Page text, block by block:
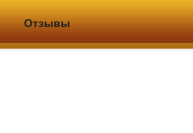
Отзывы